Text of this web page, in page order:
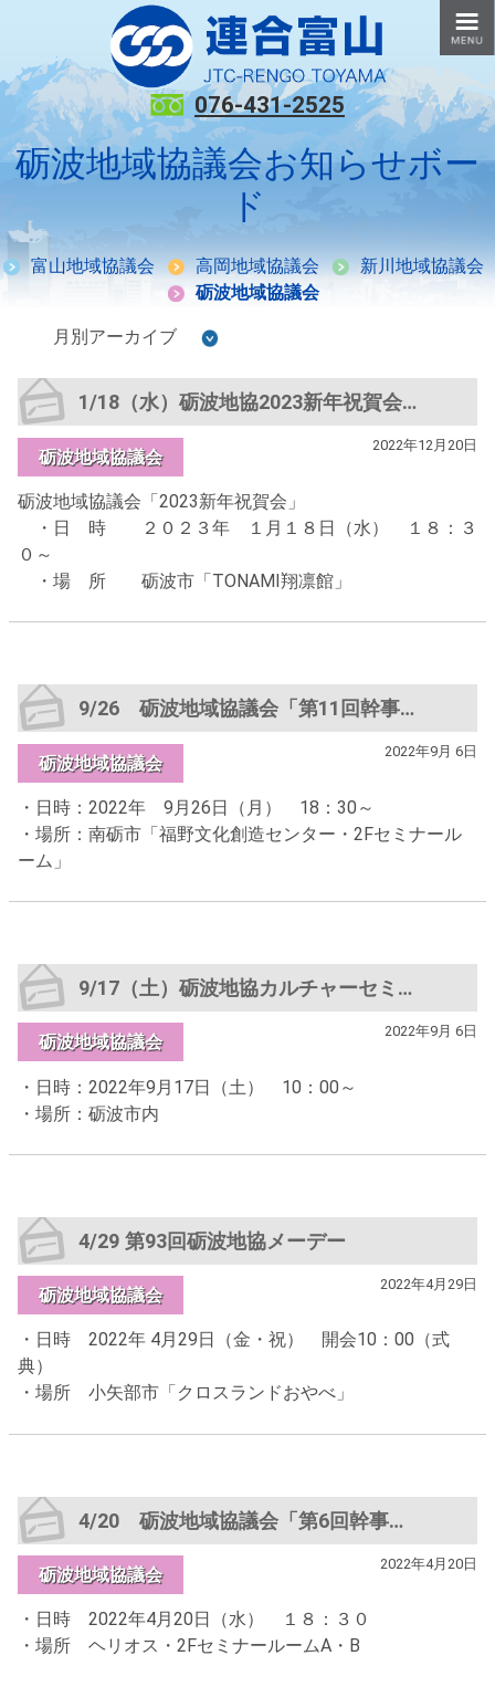
076-431-2525
砺波地域協議会お知らせボー
ド
富山地域協議会 高岡地域協議会
新川地域協議会
砺波地域協議会
1/18（水）砺波地協2023新年祝賀会
砺波地域協議会
2022年12月20日
砺波地域協議会「2023新年祝賀会」
・日 時 ２０２３年 １月１８日（水） １８：３
０～
・場 所 砺波市「TONAMI翔凛館」
9/26 砺波地域協議会「第11回幹事会」
砺波地域協議会
2022年9月 6日
・日時：2022年 9月26日（月） 18：30～
・場所：南砺市「福野文化創造センター・2Fセミナール
ーム」
9/17（土）砺波地協カルチャーセミナー
砺波地域協議会
2022年9月 6日
・日時：2022年9月17日（土） 10：00～
・場所：砺波市内
4/29 第93回砺波地協メーデー
砺波地域協議会
2022年4月29日
・日時 2022年 4月29日（金・祝） 開会10：00（式
典）
・場所 小矢部市「クロスランドおやべ」
4/20 砺波地域協議会「第6回幹事会」
砺波地域協議会
2022年4月20日
・日時 2022年4月20日（水） １８：３０
・場所 ヘリオス・2FセミナールームA・B